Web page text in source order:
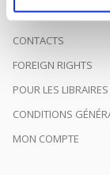
CONTACTS
FOREIGN RIGHTS
POUR LES LIBRAIRES
CONDITIONS
MON COMPTE